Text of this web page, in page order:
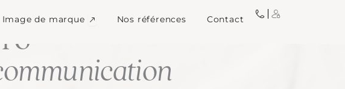
Présence en ligne
Image de marque Ouvrir Image de marque
Nos références Contact